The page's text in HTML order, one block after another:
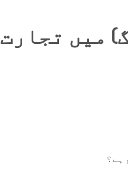
میں تجارت
ہے؟